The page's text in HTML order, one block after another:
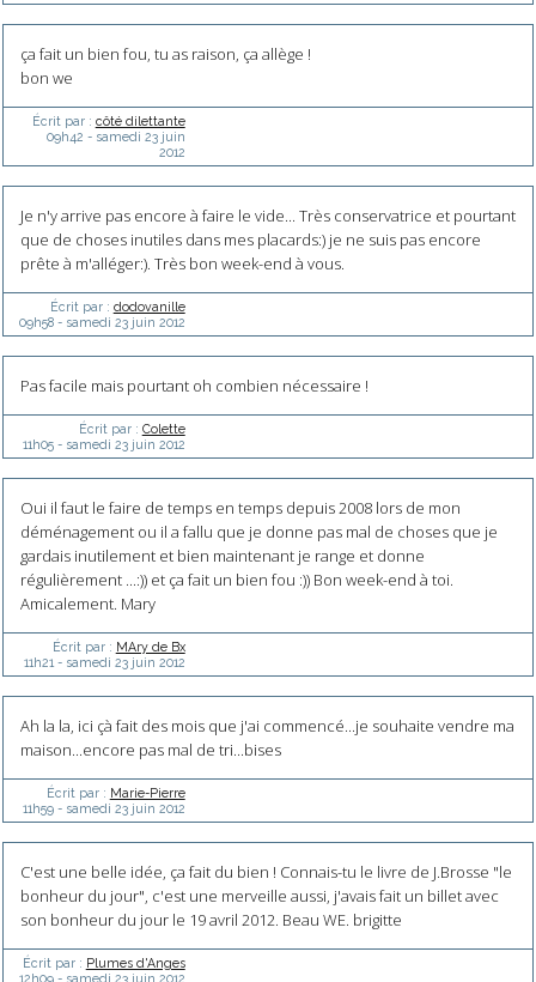
ça fait un bien fou, tu as raison, ça allège !
bon we
Écrit par : côté dilettante
09h42 - samedi 23 juin
2012
Je n'y arrive pas encore à faire le vide... Très conservatrice et pourtant
que de choses inutiles dans mes placards:) je ne suis pas encore
prête à m'alléger:). Très bon week-end à vous.
Écrit par : dodovanille
09h58- samedi 23 juin 2012
Pas facile mais pourtant oh combien nécessaire !
Écrit par : Colette
11h05- samedi 23 juin 2012
Oui il faut le faire de temps en temps depuis 2008 lors de mon
déménagement ou il a fallu que je donne pas mal de choses que je
gardais inutilement et bien maintenant je range et donne
régulièrement ...:)) et ça fait un bien fou :)) Bon week-end à toi.
Amicalement. Mary
Écrit par : MAry de Bx
11h21 - samedi 23 juin 2012
Ah la la, ici çà fait des mois que j'ai commencé...je souhaite vendre ma
maison...encore pas mal de tri...bises
Écrit par : Marie-Pierre
11h59- samedi 23 juin 2012
C'est une belle idée, ça fait du bien ! Connais-tu le livre de J.Brosse "le
bonheur du jour", c'est une merveille aussi, j'avais fait un billet avec
son bonheur du jour le 19 avril 2012. Beau WE. brigitte
Écrit par : Plumes d'Anges
12h09- samedi 23 juin 2012